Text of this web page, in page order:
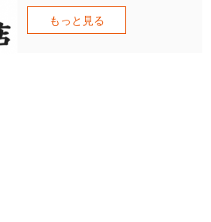
もっと見る